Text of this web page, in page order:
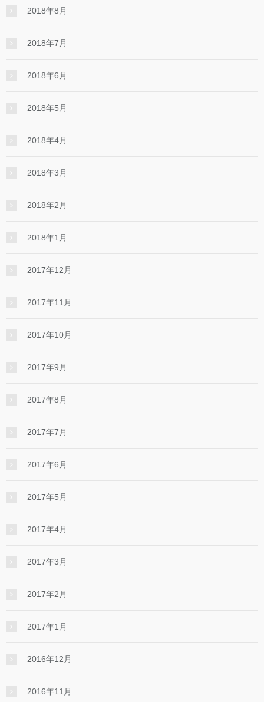
2018年8月
2018年7月
2018年6月
2018年5月
2018年4月
2018年3月
2018年2月
2018年1月
2017年12月
2017年11月
2017年10月
2017年9月
2017年8月
2017年7月
2017年6月
2017年5月
2017年4月
2017年3月
2017年2月
2017年1月
2016年12月
2016年11月